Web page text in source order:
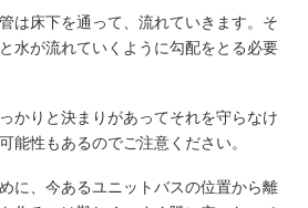
は床下を通って、流れていきます。そ
水が流れていくように勾配をとる必要
かりと決まりがあってそれを守らなけ
能性もあるのでご注意ください。
に、今あるユニットバスの位置から離